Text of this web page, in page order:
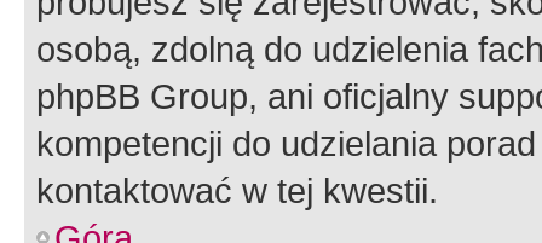
osobą, zdolną do udzielenia
phpBB Group, ani oficjalny
kompetencji do udzielania
kontaktować w tej kwestii.